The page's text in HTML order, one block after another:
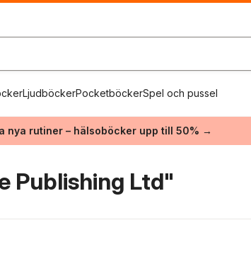
LjudböckerPocketböckerSpel och pussel
nya rutiner – hälsoböcker upp till 50% →
Publishing Ltd"